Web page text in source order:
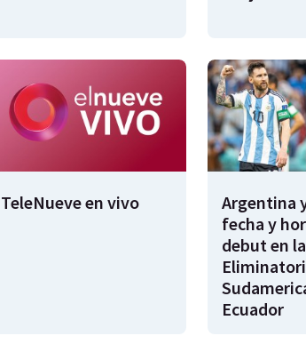
TeleNueve en vivo
Argentina
fecha y
debut en
Ecuador